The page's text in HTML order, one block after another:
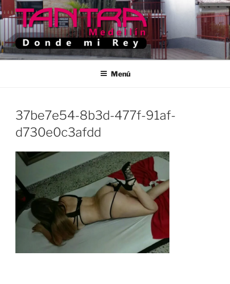
Saltar
al
contenido
TANTRA MEDELLIN
Donde Mi Rey
Menú
37be7e54-8b3d-477f-91af-
d730e0c3afdd